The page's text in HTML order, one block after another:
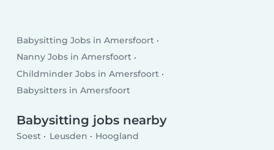
Babysitting Jobs in Amersfoort
Nanny Jobs in Amersfoort
Childminder Jobs in Amersfoort
Babysitters in Amersfoort
Babysitting jobs nearby
Soest Leusden Hoogland